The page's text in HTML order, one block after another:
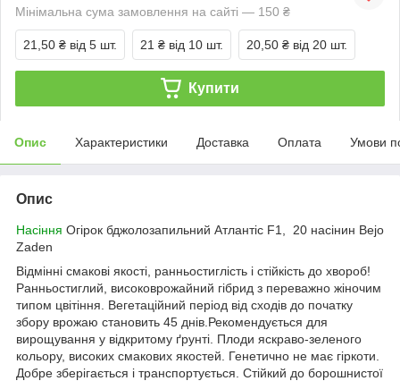
Мінімальна сума замовлення на сайті — 150 ₴
21,50 ₴ від 5 шт. 21 ₴ від 10 шт. 20,50 ₴ від 20 шт.
Купити
Опис Характеристики Доставка Оплата Умови
Опис
Насіння Огірок бджолозапильний Атлантіс F1, 20 насінин Bejo
Zaden
Відмінні смакові якості, ранньостиглість і стійкість до хвороб!
Ранньостиглий, високоврожайний гібрид з переважно жіночим
типом цвітіння. Вегетаційний період від сходів до початку
збору врожаю становить 45 днів.Рекомендується для
вирощування у відкритому ґрунті. Плоди яскраво-зеленого
кольору, високих смакових якостей. Генетично не має гіркоти.
Добре зберігається і транспортується. Стійкий до борошнистої